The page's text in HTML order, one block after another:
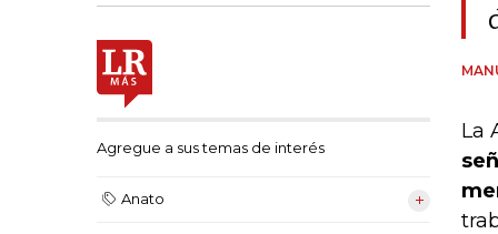
Agregue a sus temas de interés
Anato
La